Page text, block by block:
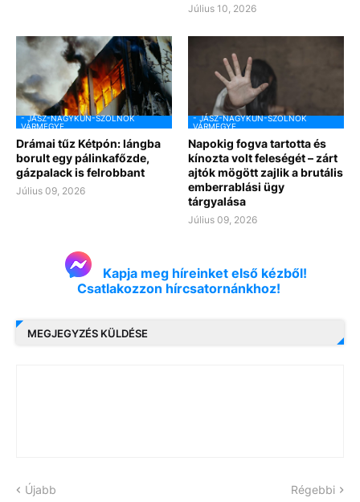
Július 10, 2026
- JÁSZ-NAGYKUN-SZOLNOK
VÁRMEGYE
Drámai tűz Kétpón: lángba
borult egy pálinkafőzde,
gázpalack is felrobbant
Július 09, 2026
- JÁSZ-NAGYKUN-SZOLNOK
VÁRMEGYE
Napokig fogva tartotta és
kínozta volt feleségét – zárt
ajtók mögött zajlik a brutális
emberrablási ügy
tárgyalása
Július 09, 2026
Kapja meg híreinket első kézből!
Csatlakozzon hírcsatornánkhoz!
MEGJEGYZÉS KÜLDÉSE
Újabb Régebbi